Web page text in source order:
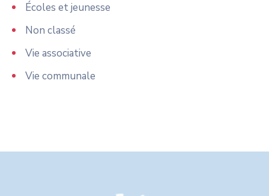
Écoles et jeunesse
Non classé
Vie associative
Vie communale